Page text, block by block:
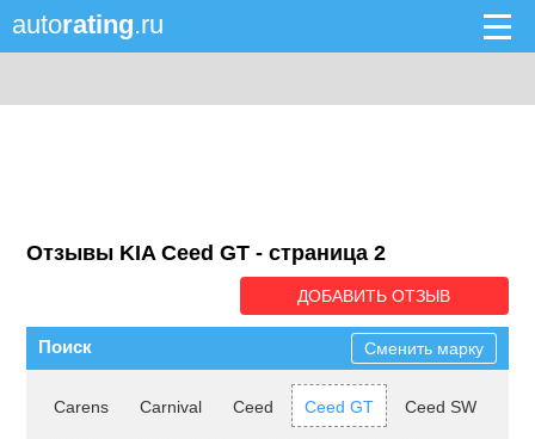
autorating.ru
Отзывы KIA Ceed GT - cтраница 2
ДОБАВИТЬ ОТЗЫВ
Поиск Сменить марку
Carens Carnival Ceed Ceed GT Ceed SW